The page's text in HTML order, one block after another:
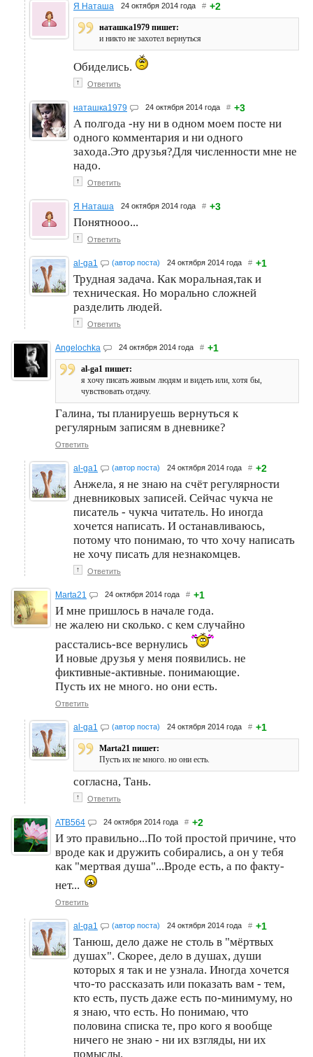
Я Наташа 24 октября 2014 года # +2
наташка1979 пишет:
и никто не захотел вернуться
Обиделись.
↑ Ответить
наташка1979 24 октября 2014 года # +3
А полгода -ну ни в одном моем посте ни
одного комментария и ни одного
захода.Это друзья?Для численности мне не
надо.
↑ Ответить
Я Наташа 24 октября 2014 года # +3
Понятнооо...
↑ Ответить
al-ga1 (автор поста) 24 октября 2014 года # +1
Трудная задача. Как моральная,так и
техническая. Но морально сложней
разделить людей.
↑ Ответить
Angelochka 24 октября 2014 года # +1
al-ga1 пишет:
я хочу писать живым людям и видеть или, хотя бы,
чувствовать отдачу.
Галина, ты планируешь вернуться к
регулярным записям в дневнике?
Ответить
al-ga1 (автор поста) 24 октября 2014 года # +2
Анжела, я не знаю на счёт регулярности
дневниковых записей. Сейчас чукча не
писатель - чукча читатель. Но иногда
хочется написать. И останавливаюсь,
потому что понимаю, то что хочу написать
не хочу писать для незнакомцев.
↑ Ответить
Marta21 24 октября 2014 года # +1
И мне пришлось в начале года.
не жалею ни сколько. с кем случайно
расстались-все вернулись
И новые друзья у меня появились. не
фиктивные-активные. понимающие.
Пусть их не много. но они есть.
Ответить
al-ga1 (автор поста) 24 октября 2014 года # +1
Marta21 пишет:
Пусть их не много. но они есть.
согласна, Тань.
↑ Ответить
ATB564 24 октября 2014 года # +2
И это правильно...По той простой причине, что
вроде как и дружить собирались, а он у тебя
как "мертвая душа"...Вроде есть, а по факту-
нет...
Ответить
al-ga1 (автор поста) 24 октября 2014 года # +1
Танюш, дело даже не столь в "мёртвых
душах". Скорее, дело в душах, души
которых я так и не узнала. Иногда хочется
что-то рассказать или показать вам - тем,
кто есть, пусть даже есть по-минимуму, но
я знаю, что есть. Но понимаю, что
половина списка те, про кого я вообще
ничего не знаю - ни их взгляды, ни их
помыслы.